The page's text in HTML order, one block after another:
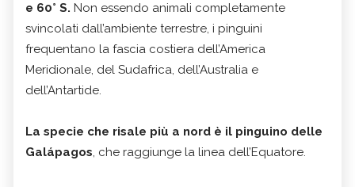
e 60° S. Non essendo animali completamente
svincolati dall’ambiente terrestre, i pinguini
frequentano la fascia costiera dell’America
Meridionale, del Sudafrica, dell’Australia e
dell’Antartide.
La specie che risale più a nord è il pinguino delle
Galápagos, che raggiunge la linea dell’Equatore.